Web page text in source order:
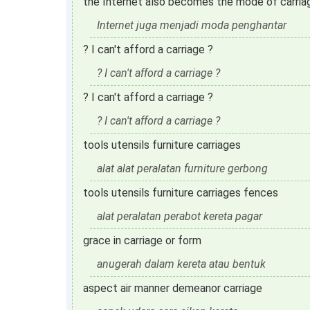
Internet juga menjadi moda penghantar
? I can't afford a carriage ?
? I can't afford a carriage ?
? I can't afford a carriage ?
? I can't afford a carriage ?
tools utensils furniture carriages
alat alat peralatan furniture gerbong
tools utensils furniture carriages fences
alat peralatan perabot kereta pagar
grace in carriage or form
anugerah dalam kereta atau bentuk
aspect air manner demeanor carriage